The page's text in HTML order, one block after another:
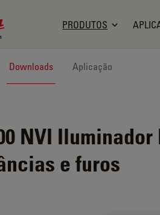
Logo
PRODUTOS
Downloads Aplicação
NVI Iluminador
e furos